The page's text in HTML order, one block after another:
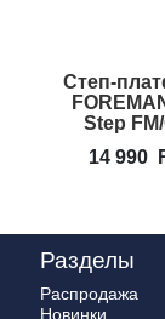
Cтeп-
Step
14 990
Разделы
Распродажа
Новинки